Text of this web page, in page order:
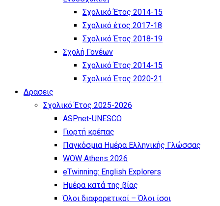
Σχολικό Έτος 2014-15
Σχολικό έτος 2017-18
Σχολικό Έτος 2018-19
Σχολή Γονέων
Σχολικό Έτος 2014-15
Σχολικό Έτος 2020-21
Δρασεις
Σχολικό Έτος 2025-2026
ASPnet-UNESCO
Γιορτή κρέπας
Παγκόσμια Ημέρα Ελληνικής Γλώσσας
WOW Athens 2026
eTwinning: English Explorers
Ημέρα κατά της βίας
Όλοι διαφορετικοί – Όλοι ίσοι